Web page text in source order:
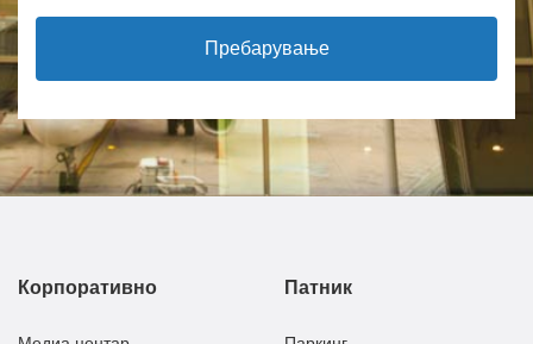
Пребарување
Корпоративно Патник